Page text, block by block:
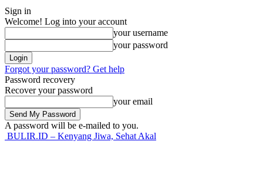
Sign in
Welcome! Log into your account
your username
your password
Forgot your password? Get help
Password recovery
Recover your password
your email
A password will be e-mailed to you.
BULIR.ID – Kenyang Jiwa, Sehat Akal